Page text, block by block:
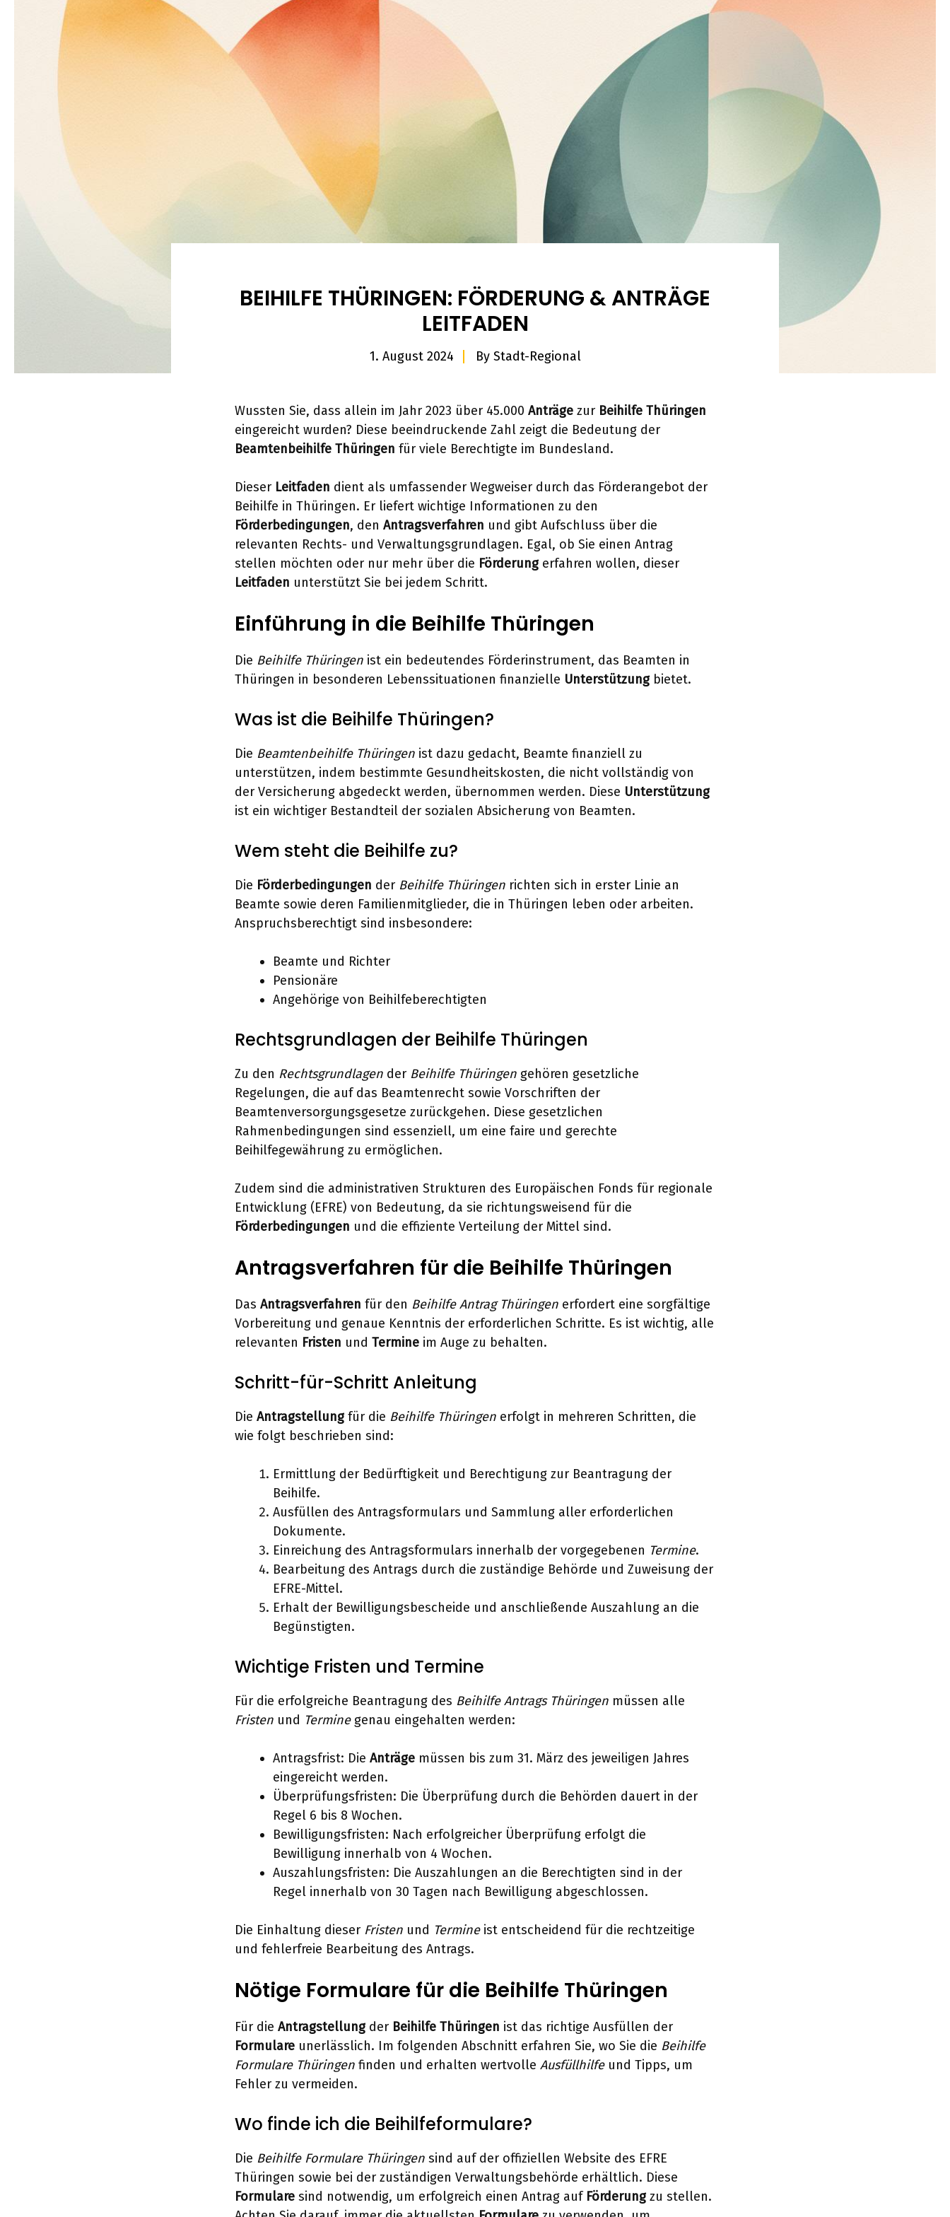
BEIHILFE THÜRINGEN: FÖRDERUNG & ANTRÄGE
LEITFADEN
1. August 2024 By Stadt-Regional
Wussten Sie, dass allein im Jahr 2023 über 45.000 Anträge zur Beihilfe Thüringen
eingereicht wurden? Diese beeindruckende Zahl zeigt die Bedeutung der
Beamtenbeihilfe Thüringen für viele Berechtigte im Bundesland.
Dieser Leitfaden dient als umfassender Wegweiser durch das Förderangebot der
Beihilfe in Thüringen. Er liefert wichtige Informationen zu den
Förderbedingungen, den Antragsverfahren und gibt Aufschluss über die
relevanten Rechts- und Verwaltungsgrundlagen. Egal, ob Sie einen Antrag
stellen möchten oder nur mehr über die Förderungerfahren wollen, dieser
Leitfaden unterstützt Sie bei jedem Schritt.
Einführung in die Beihilfe Thüringen
Die Beihilfe Thüringen ist ein bedeutendes Förderinstrument, das Beamten in
Thüringen in besonderen Lebenssituationen finanzielle Unterstützungbietet.
Was ist die Beihilfe Thüringen?
Die Beamtenbeihilfe Thüringen ist dazu gedacht, Beamte finanziell zu
unterstützen, indem bestimmte Gesundheitskosten, die nicht vollständig von
der Versicherung abgedeckt werden, übernommen werden. Diese Unterstützung
ist ein wichtiger Bestandteil der sozialen Absicherung von Beamten.
Wem steht die Beihilfe zu?
Die Förderbedingungen der Beihilfe Thüringen richten sich in erster Linie an
Beamte sowie deren Familienmitglieder, die in Thüringen leben oder arbeiten.
Anspruchsberechtigt sind insbesondere:
Beamte und Richter
Pensionäre
Angehörige von Beihilfeberechtigten
Rechtsgrundlagen der Beihilfe Thüringen
Zu den Rechtsgrundlagen der Beihilfe Thüringen gehören gesetzliche
Regelungen, die auf das Beamtenrecht sowie Vorschriften der
Beamtenversorgungsgesetze zurückgehen. Diese gesetzlichen
Rahmenbedingungen sind essenziell, um eine faire und gerechte
Beihilfegewährung zu ermöglichen.
Zudem sind die administrativen Strukturen des Europäischen Fonds für regionale
Entwicklung (EFRE) von Bedeutung, da sie richtungsweisend für die
Förderbedingungen und die effiziente Verteilung der Mittel sind.
Antragsverfahren für die Beihilfe Thüringen
Das Antragsverfahren für den Beihilfe Antrag Thüringen erfordert eine sorgfältige
Vorbereitung und genaue Kenntnis der erforderlichen Schritte. Es ist wichtig, alle
relevanten Fristen und Termine im Auge zu behalten.
Schritt-für-Schritt Anleitung
Die Antragstellungfür die Beihilfe Thüringen erfolgt in mehreren Schritten, die
wie folgt beschrieben sind:
Ermittlung der Bedürftigkeit und Berechtigung zur Beantragung der
Beihilfe.
Ausfüllen des Antragsformulars und Sammlung aller erforderlichen
Dokumente.
Einreichung des Antragsformulars innerhalb der vorgegebenen Termine.
Bearbeitung des Antrags durch die zuständige Behörde und Zuweisung der
EFRE-Mittel.
Erhalt der Bewilligungsbescheide und anschließende Auszahlung an die
Begünstigten.
Wichtige Fristen und Termine
Für die erfolgreiche Beantragung des Beihilfe Antrags Thüringen müssen alle
Fristen und Terminegenau eingehalten werden:
Antragsfrist: Die Anträge müssen bis zum 31. März des jeweiligen Jahres
eingereicht werden.
Überprüfungsfristen: Die Überprüfung durch die Behörden dauert in der
Regel 6 bis 8 Wochen.
Bewilligungsfristen: Nach erfolgreicher Überprüfung erfolgt die
Bewilligung innerhalb von 4 Wochen.
Auszahlungsfristen: Die Auszahlungen an die Berechtigten sind in der
Regel innerhalb von 30 Tagen nach Bewilligung abgeschlossen.
Die Einhaltung dieser Fristen und Termineist entscheidend für die rechtzeitige
und fehlerfreie Bearbeitung des Antrags.
Nötige Formulare für die Beihilfe Thüringen
Für die Antragstellungder Beihilfe Thüringen ist das richtige Ausfüllen der
Formulare unerlässlich. Im folgenden Abschnitt erfahren Sie, wo Sie die Beihilfe
Formulare Thüringen finden und erhalten wertvolle Ausfüllhilfeund Tipps, um
Fehler zu vermeiden.
Wo finde ich die Beihilfeformulare?
Die Beihilfe Formulare Thüringen sind auf der offiziellen Website des EFRE
Thüringen sowie bei der zuständigen Verwaltungsbehörde erhältlich. Diese
Formulare sind notwendig, um erfolgreich einen Antrag auf Förderungzu stellen.